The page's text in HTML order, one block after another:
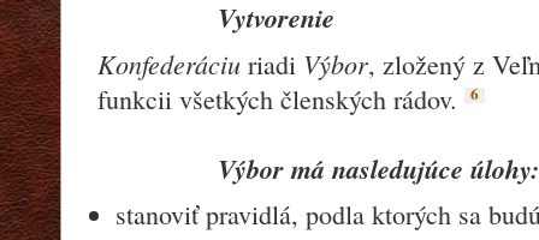
Vytvorenie
Konfederáciu riadi Výbor, zložený z
funkcii všetkých členských rádov.
6
Výbormá nasledujúce úlohy:
stanoviť pravidlá, podla ktorých sa